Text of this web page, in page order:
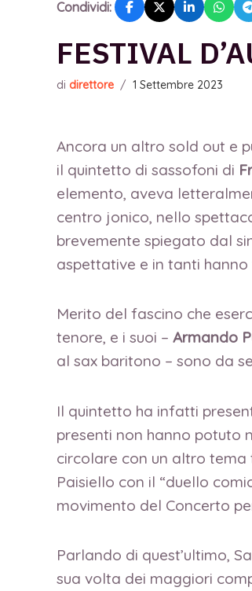
Condividi:
FESTIVAL
di direttore / 1 Settembre 2023
Ancora un altro sold out e
il quintetto di sassofoni di
elemento, aveva
centro jonico, nello
brevemente spiegato dal
aspettative e in tanti
Merito del fascino che
tenore, e i suoi – Armando
al sax baritono – sono da
Il quintetto ha infatti
presenti non hanno potuto
circolare con un altro tema
Paisiello con il “duello
movimento del Concerto
Parlando di quest’ultimo,
sua volta dei maggiori